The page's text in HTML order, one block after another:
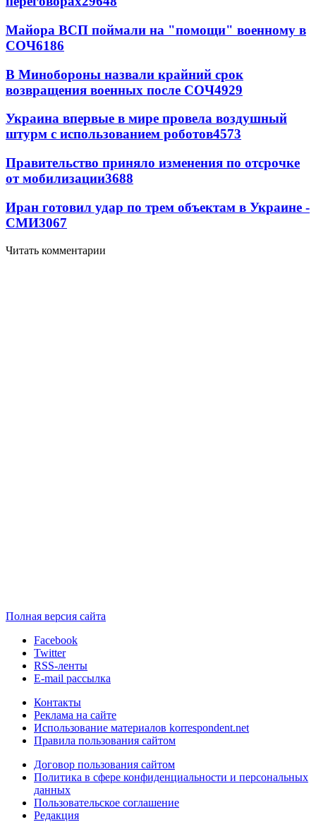
Майора ВСП поймали на "помощи" военному в
СОЧ6186
В Минобороны назвали крайний срок
возвращения военных после СОЧ4929
Украина впервые в мире провела воздушный
штурм с использованием роботов4573
Правительство приняло изменения по отсрочке
от мобилизации3688
Иран готовил удар по трем объектам в Украине -
СМИ3067
Читать комментарии
Полная версия сайта
Facebook
Twitter
RSS-ленты
E-mail рассылка
Контакты
Реклама на сайте
Использование материалов korrespondent.net
Правила пользования сайтом
Договор пользования сайтом
Политика в сфере конфиденциальности и персональных
данных
Пользовательское соглашение
Редакция